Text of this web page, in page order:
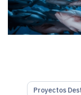
Proyectos